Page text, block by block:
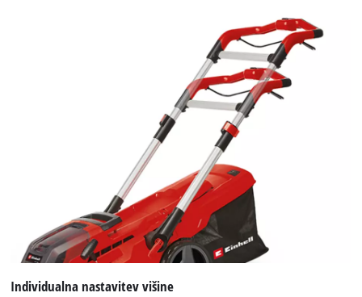
Individualna nastavitev višine